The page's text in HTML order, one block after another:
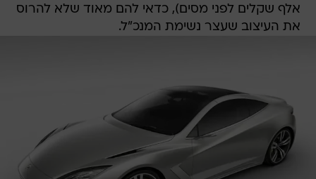
אלף שקלים לפני מסים), כדאי להם מאוד שלא להרוס
את העיצוב שעצר נשימת המנכ"ל.